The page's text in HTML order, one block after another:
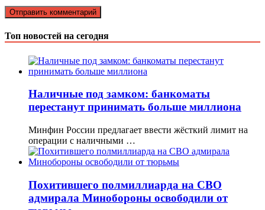
Топ новостей на сегодня
Наличные под замком: банкоматы
перестанут принимать больше миллиона
Минфин России предлагает ввести жёсткий лимит на
операции с наличными …
Похитившего полмиллиарда на СВО
адмирала Минобороны освободили от